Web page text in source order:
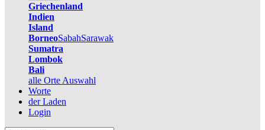
Griechenland
Indien
Island
BorneoSabahSarawak
Sumatra
Lombok
Bali
alle Orte Auswahl
Worte
der Laden
Login